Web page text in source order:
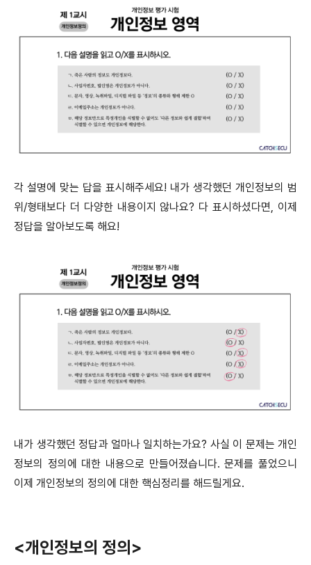
각 설명에 맞는 답을 표시해주세요! 내가 생각했던 개인정보의 범
위/형태보다 더 다양한 내용이지 않나요? 다 표시하셨다면, 이제
정답을 알아보도록 해요!
내가 생각했던 정답과 얼마나 일치하는가요? 사실 이 문제는 개인
정보의 정의에 대한 내용으로 만들어졌습니다. 문제를 풀었으니
이제 개인정보의 정의에 대한 핵심정리를 해드릴게요.
<개인정보의 정의>